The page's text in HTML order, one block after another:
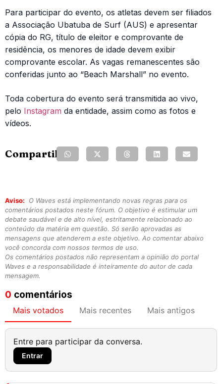
Para participar do evento, os atletas devem ser filiados
a Associação Ubatuba de Surf (AUS) e apresentar
cópia do RG, título de eleitor e comprovante de
residência, os menores de idade devem exibir
comprovante escolar. As vagas remanescentes são
conferidas junto ao “Beach Marshall” no evento.
Toda cobertura do evento será transmitida ao vivo,
pelo Instagram da entidade, assim como as fotos e
vídeos.
Compartilhe:
Aviso:
O Waves está implementando novas regras para os
comentários postados neste fórum. O objetivo é estimular um
debate saudável e de alto nível, estritamente relacionado ao
conteúdo da matéria em questão. Só serão aprovadas as
mensagens que atenderem a este objetivo. Ao comentar abaixo
você concorda com nossos termos de uso.
Os comentários postados não representam a opinião do portal
Waves e a responsabilidade é inteiramente do autor de cada
mensagem.
0 comentários
Mais votados Mais recentes Mais antigos
Entre para participar da conversa.
Entrar